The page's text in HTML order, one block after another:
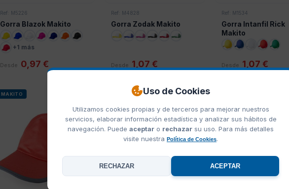
Uso de Cookies
Utilizamos cookies propias y de terceros para mejorar nuestros
servicios, elaborar información estadística y analizar sus hábitos de
navegación. Puede aceptar o rechazar su uso. Para más detalles
visite nuestra Política de Cookies.
RECHAZAR ACEPTAR
Ref: M5226
Gorra Blazok Makito
+1 más
Desde 0,97 €
Ref: M4828
Gorra Zodak Makito
Desde 1,07 €
Ref: M1534
Gorra Intanfil Rick
Makito
Desde 1,07 €
MAKITO MAKITO